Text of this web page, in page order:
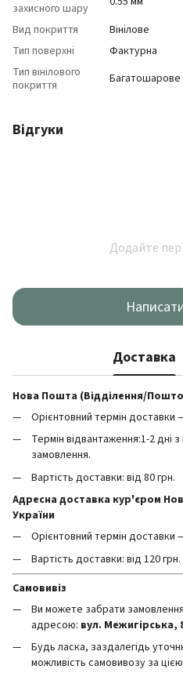
захисного шару
Вид покриття
Вінілове
Тип поверхні
Фактурна
Тип вінілового
покриття
Багатошарове
Відгуки
Додайте
Доставка
Нова Пошта (Відділення/
Орієнтовний термін доставки
Термін відвантаження:1-2
замовлення.
Вартість доставки: від 80 грн.
Адресна доставка кур'єром
України
Орієнтовний термін доставки
Вартість доставки: від 120 грн.
Самовивіз
Ви можете забрати
адресою: вул. Межигірська,
Будь ласка, заздалегідь
можливість самовивозу за